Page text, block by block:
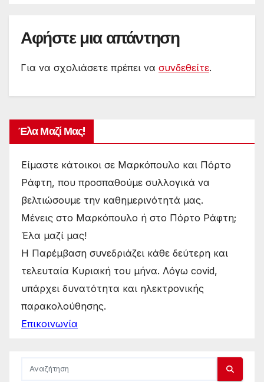
Αφήστε μια απάντηση
Για να σχολιάσετε πρέπει να συνδεθείτε.
Έλα Μαζί Μας!
Είμαστε κάτοικοι σε Μαρκόπουλο και Πόρτο
Ράφτη, που προσπαθούμε συλλογικά να
βελτιώσουμε την καθημερινότητά μας.
Μένεις στο Μαρκόπουλο ή στο Πόρτο Ράφτη;
Έλα μαζί μας!
Η Παρέμβαση συνεδριάζει κάθε δεύτερη και
τελευταία Κυριακή του μήνα. Λόγω covid,
υπάρχει δυνατότητα και ηλεκτρονικής
παρακολούθησης.
Επικοινωνία